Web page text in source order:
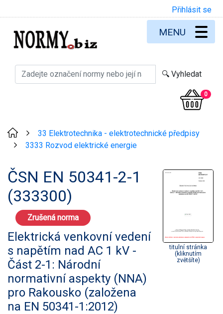
Přihlásit se
0
MENU
33 Elektrotechnika - elektrotechnické předpisy
3333 Rozvod elektrické energie
ČSN EN 50341-2-1
(333300)
Zrušená norma
Elektrická venkovní vedení
s napětím nad AC 1 kV -
Část 2-1: Národní
normativní aspekty (NNA)
pro Rakousko (založena
na EN 50341-1:2012)
titulní stránka
(kliknutím
zvětšíte)